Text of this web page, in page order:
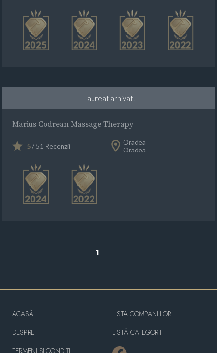
Laureat arhivat.
Marius Codrean Massage Therapy
5/ 51 Recenzii
Oradea
Oradea
1
ACASĂ
DESPRE
TERMENI ȘI CONDIȚII
LISTA COMPANIILOR
LISTĂ CATEGORII